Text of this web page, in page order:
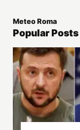
Meteo Roma
Popular Posts